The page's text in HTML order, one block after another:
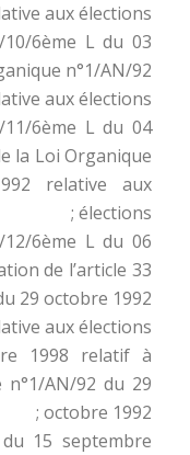
aux élections ;
6ème L du 03
n°1/AN/92
aux élections ;
6ème L du 04
la Loi Organique
relative aux
élections ;
6ème L du 06
de l’article 33
29 octobre 1992
aux élections ;
1998 relatif à
n°1/AN/92 du 29
octobre 1992 ;
15 septembre